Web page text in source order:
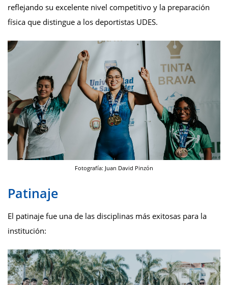
reflejando su excelente nivel competitivo y la preparación
física que distingue a los deportistas UDES.
Fotografía: Juan David Pinzón
Patinaje
El patinaje fue una de las disciplinas más exitosas para la
institución: